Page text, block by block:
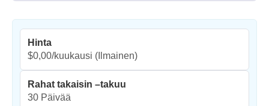
Hinta
$0,00/kuukausi (Ilmainen)
Rahat takaisin –takuu
30 Päivää